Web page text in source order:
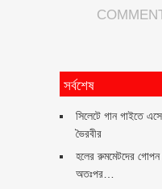
সর্বশেষ
সিলেটে গান গাইতে
ভৈরবীর
হলের রুমমেটদের গোপন
অতঃপর…